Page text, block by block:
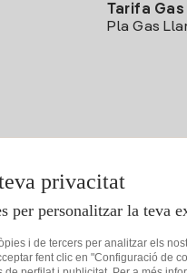
Tarifa Gas
Pla Gas
privacitat
per personalitzar la teva
i de tercers per analitzar els
fent clic en "Configuració de